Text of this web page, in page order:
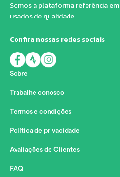
Somos a plataforma referência
usados de qualidade.
Confira nossas redes sociais
Sobre
Trabalhe conosco
Termos e condições
Política de privacidade
Avaliações de Clientes
FAQ